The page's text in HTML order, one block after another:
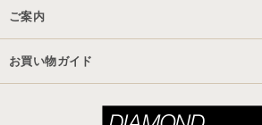
ご案内
お買い物ガイド